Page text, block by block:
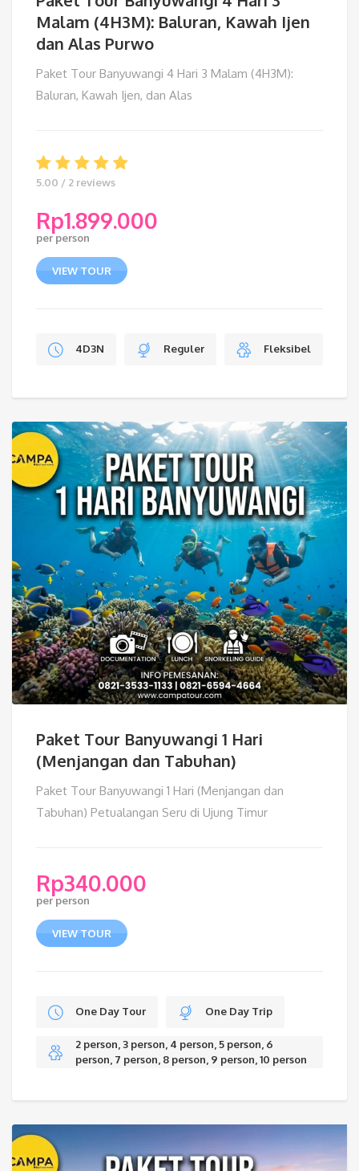
Malam (4H3M): Baluran, Kawah Ijen
dan Alas Purwo
Paket Tour Banyuwangi 4 Hari 3 Malam (4H3M):
Baluran, Kawah Ijen, dan Alas
5.00 / 2 reviews
Rp1.899.000
per person
VIEW TOUR
4D3N Reguler Fleksibel
Paket Tour Banyuwangi 1 Hari
(Menjangan dan Tabuhan)
Paket Tour Banyuwangi 1 Hari (Menjangan dan
Tabuhan) Petualangan Seru di Ujung Timur
Rp340.000
per person
VIEW TOUR
One Day Tour One Day Trip
2 person, 3 person, 4 person, 5 person, 6
person, 7 person, 8 person, 9 person, 10 person